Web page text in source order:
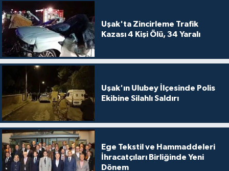
Uşak'ta Zincirleme Trafik
Kazası 4 Kişi Ölü, 34 Yaralı
Uşak'ın Ulubey İlçesinde Polis
Ekibine Silahlı Saldırı
Ege Tekstil ve Hammaddeleri
İhracatçıları Birliğinde Yeni
Dönem